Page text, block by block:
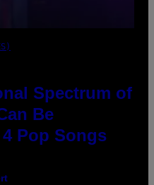
Spectrum of
Be
Pop Songs